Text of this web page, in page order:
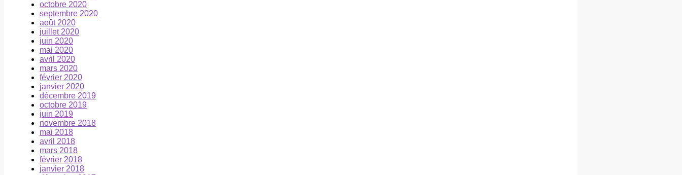
octobre 2020
septembre 2020
août 2020
juillet 2020
juin 2020
mai 2020
avril 2020
mars 2020
février 2020
janvier 2020
décembre 2019
octobre 2019
juin 2019
novembre 2018
mai 2018
avril 2018
mars 2018
février 2018
janvier 2018